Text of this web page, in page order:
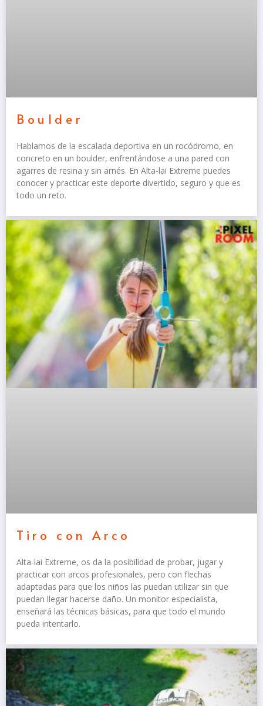
Boulder
Hablamos de la escalada deportiva en un rocódromo, en
concreto en un boulder, enfrentándose a una pared con
agarres de resina y sin arnés. En Alta-lai Extreme puedes
conocer y practicar este deporte divertido, seguro y que es
todo un reto.
Tiro con Arco
Alta-lai Extreme, os da la posibilidad de probar, jugar y
practicar con arcos profesionales, pero con flechas
adaptadas para que los niños las puedan utilizar sin que
puedan llegar hacerse daño. Un monitor especialista,
enseñará las técnicas básicas, para que todo el mundo
pueda intentarlo.